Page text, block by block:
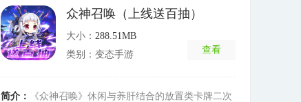
法互动，让你体验不一样的冒险。[详细]
众神召唤（上线送百抽）
大小： 288.51MB
类别：变态手游
查看
简介：
《众神召唤》休闲与养肝结合的放置类卡牌二次